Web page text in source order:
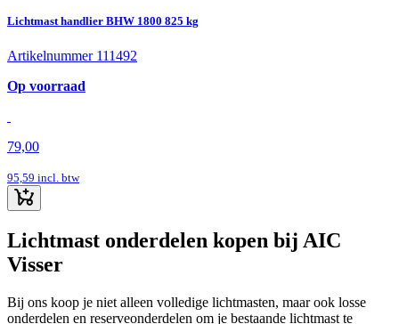
Lichtmast handlier BHW 1800 825 kg
Artikelnummer 111492
Op voorraad
79,00
95,59 incl. btw
Lichtmast onderdelen kopen bij AIC
Visser
Bij ons koop je niet alleen volledige lichtmasten, maar ook losse
onderdelen en reserveonderdelen om je bestaande lichtmast te